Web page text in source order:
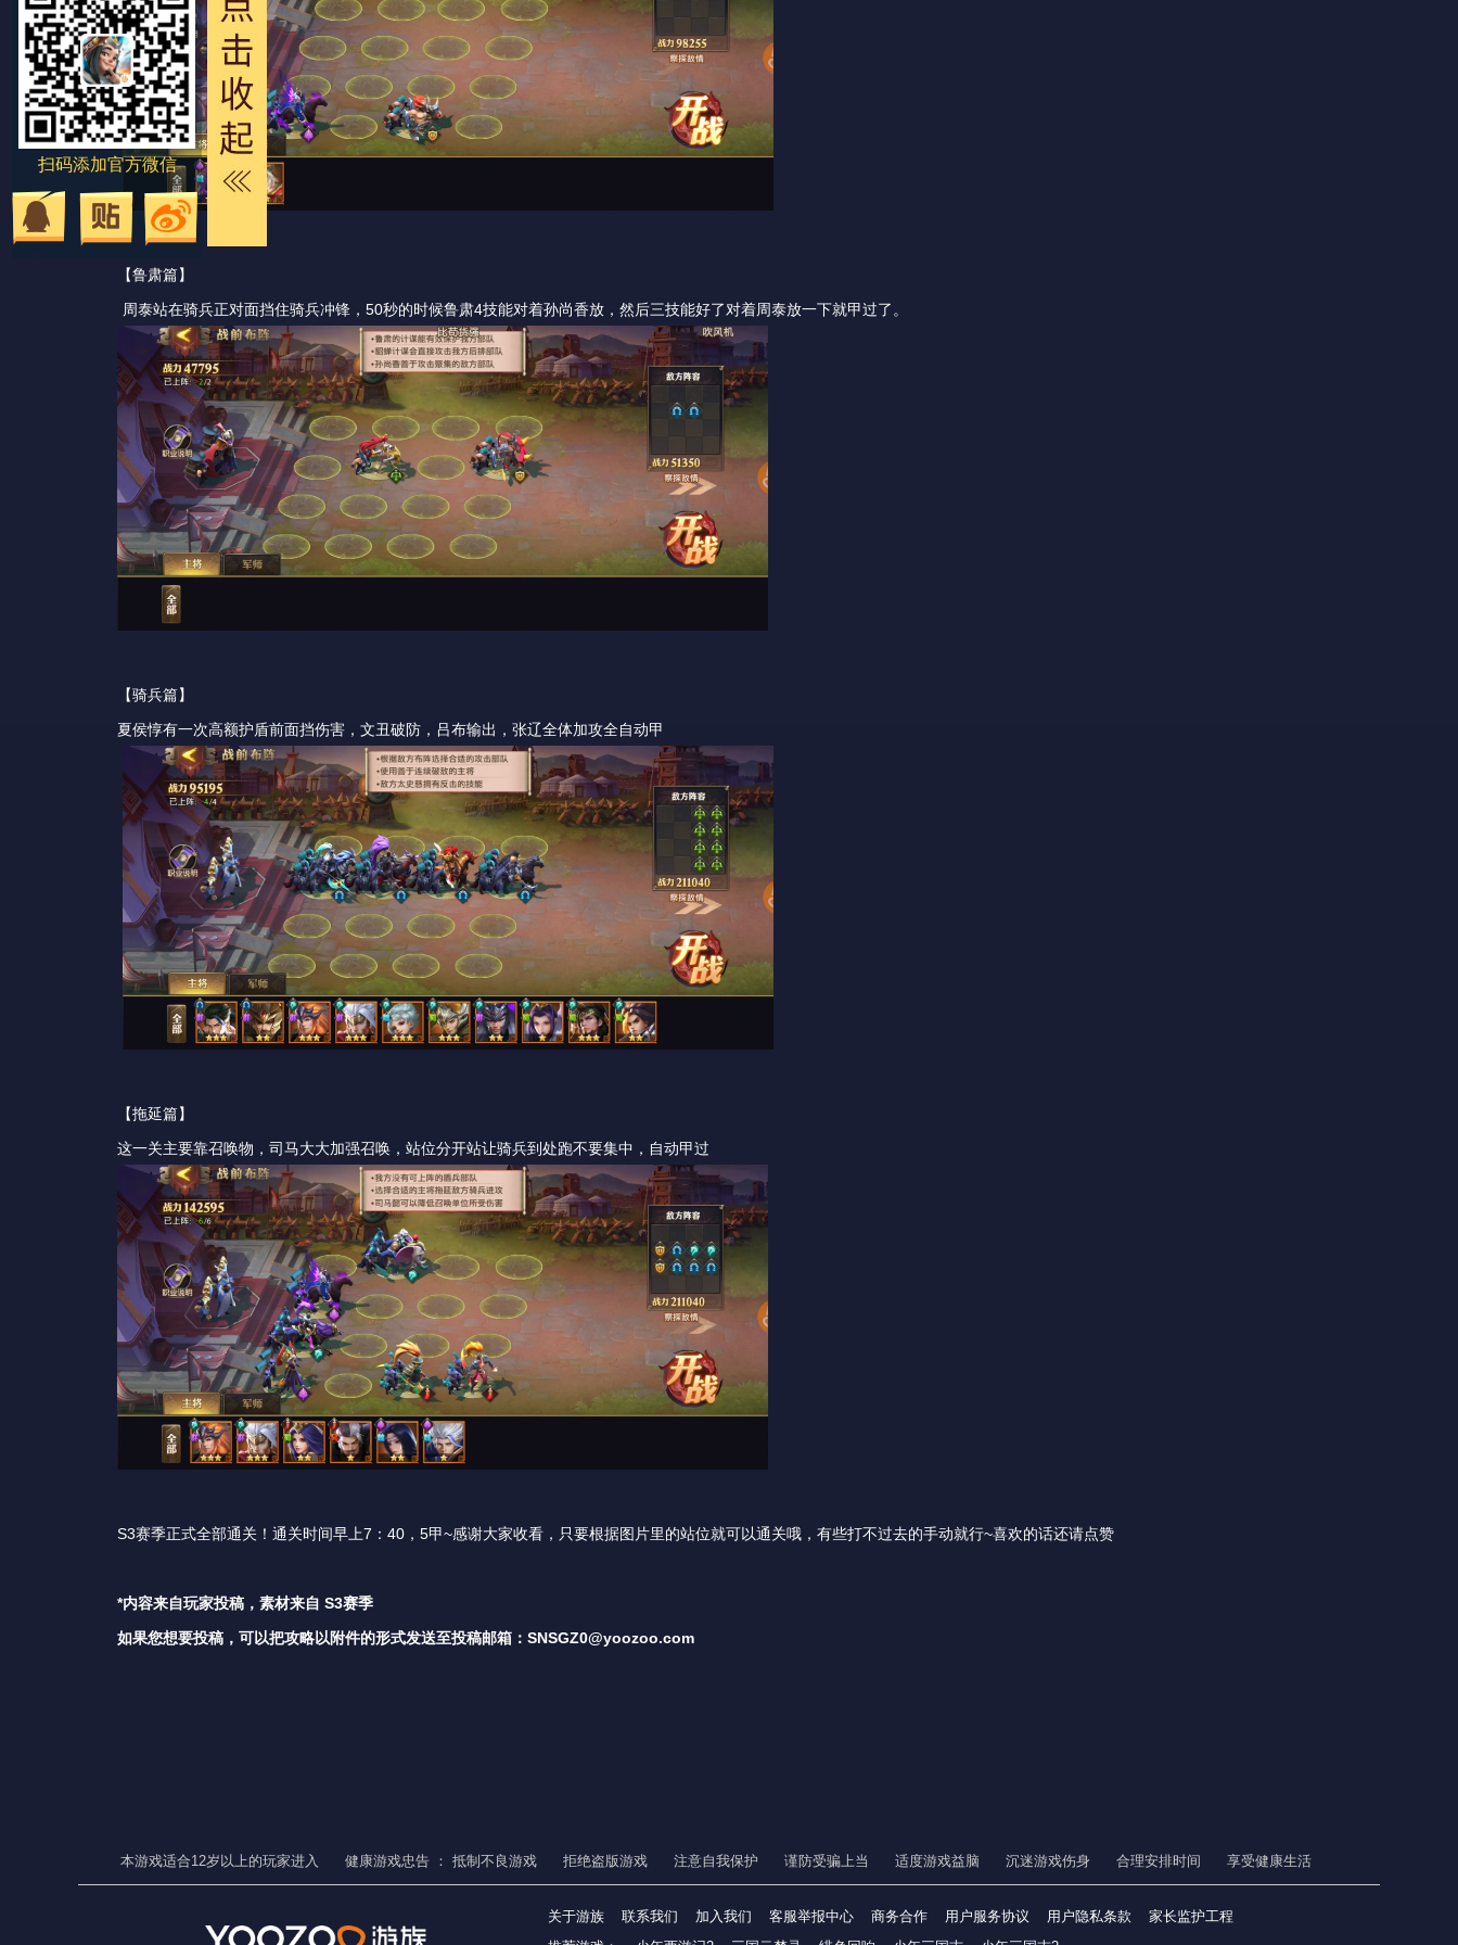
【鲁肃篇】
周泰站在骑兵正对面挡住骑兵冲锋，50秒的时候鲁肃4技能对着孙尚香放，然后三技能好了对着周泰放一下就甲过了。
【骑兵篇】
夏侯惇有一次高额护盾前面挡伤害，文丑破防，吕布输出，张辽全体加攻全自动甲
【拖延篇】
这一关主要靠召唤物，司马大大加强召唤，站位分开站让骑兵到处跑不要集中，自动甲过
S3赛季正式全部通关！通关时间早上7：40，5甲~感谢大家收看，只要根据图片里的站位就可以通关哦，有些打不过去的手动就行~喜欢的话还请点赞
*内容来自玩家投稿，素材来自 S3赛季
如果您想要投稿，可以把攻略以附件的形式发送至投稿邮箱：SNSGZ0@yoozoo.com
本游戏适合12岁以上的玩家进入 健康游戏忠告 ： 抵制不良游戏 拒绝盗版游戏 注意自我保护 谨防受骗上当 适度游戏益脑 沉迷游戏伤身 合理安排时间 享受健康生活
关于游族 联系我们 加入我们 客服举报中心 商务合作 用户服务协议 用户隐私条款
家长监护工程
扫码添加官方微信